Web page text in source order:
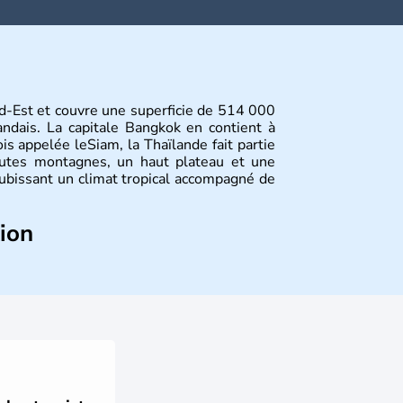
Est et couvre une superficie de 514 000
La capitale Bangkok en contient à
appelée leSiam, la Thaïlande fait partie
montagnes, un haut plateau et une
un climat tropical accompagné de